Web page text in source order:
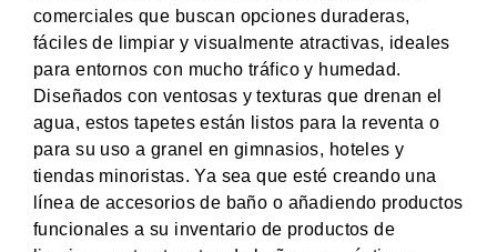
comerciales que buscan opciones duraderas,
fáciles de limpiar y visualmente atractivas, ideales
para entornos con mucho tráfico y humedad.
Diseñados con ventosas y texturas que drenan el
agua, estos tapetes están listos para la reventa o
para su uso a granel en gimnasios, hoteles y
tiendas minoristas. Ya sea que esté creando una
línea de accesorios de baño o añadiendo productos
funcionales a su inventario de productos de